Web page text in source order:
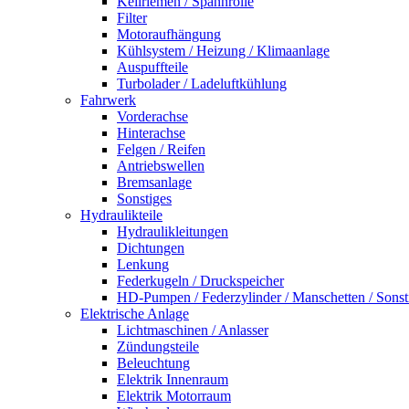
Filter
Motoraufhängung
Kühlsystem / Heizung / Klimaanlage
Auspuffteile
Turbolader / Ladeluftkühlung
Fahrwerk
Vorderachse
Hinterachse
Felgen / Reifen
Antriebswellen
Bremsanlage
Sonstiges
Hydraulikteile
Hydraulikleitungen
Dichtungen
Lenkung
Federkugeln / Druckspeicher
HD-Pumpen / Federzylinder / Manschetten /
Elektrische Anlage
Lichtmaschinen / Anlasser
Zündungsteile
Beleuchtung
Elektrik Innenraum
Elektrik Motorraum